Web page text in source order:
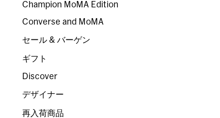
Champion MoMA Edition
Converse and MoMA
セール & バーゲン
ギフト
Discover
デザイナー
再入荷商品